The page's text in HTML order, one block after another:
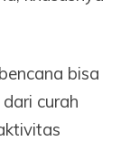
bisa
curah